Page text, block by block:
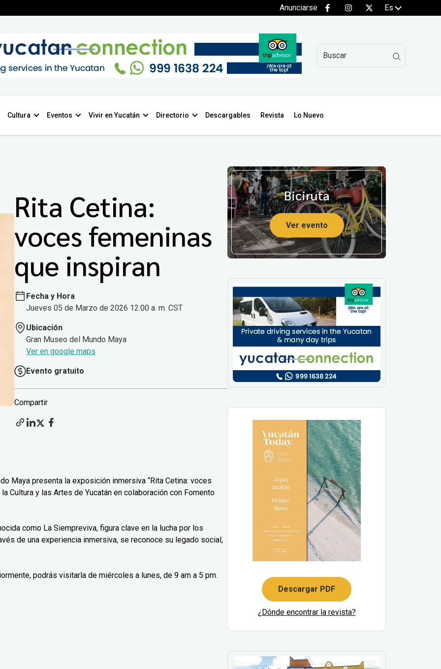
Anunciarse Es
Cultura Eventos Vivir en Yucatán Directorio Descargables Revista Lo Nuevo
Rita Cetina:
voces femeninas
que inspiran
Fecha y Hora
Jueves 05 de Marzo de 2026 12:00 a. m. CST
Ubicación
Gran Museo del Mundo Maya
Ver en google maps
Evento gratuito
Compartir
Maya presenta la exposición inmersiva “Rita Cetina: voces
Cultura y las Artes de Yucatán en colaboración con Fomento
como La Siempreviva, figura clave en la lucha por los
de una experiencia inmersiva, se reconoce su legado social,
podrás visitarla de miércoles a lunes, de 9 am a 5 pm.
Biciruta
Ver evento
Descargar PDF
¿Dónde encontrar la revista?